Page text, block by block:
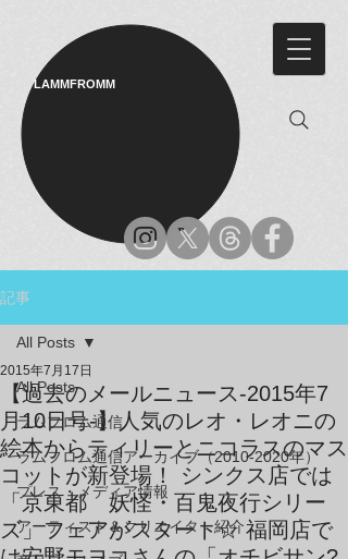
LAMMFROMM​
記事
All Posts
ラムフロム通信
ラムフロム通信アーカイブ（2010-2020年）
プレス・メディア情報
アーティスト＆クリエイター紹介
All Posts
【過去のメールニュース-2015年7
月10日号-】人気のレオ・レオニの
絵本からティリーとニコラスのマス
コットが新登場！ シンクス店では
「京東都 妖怪・百鬼夜行シリー
ズ」フェアがスタート☆ 福岡店で
2015年7月17日